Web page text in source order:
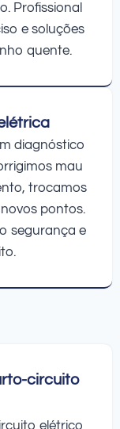
Profissional
e soluções
quente.
diagnóstico
mau
trocamos
pontos.
segurança e
circuito
elétrico